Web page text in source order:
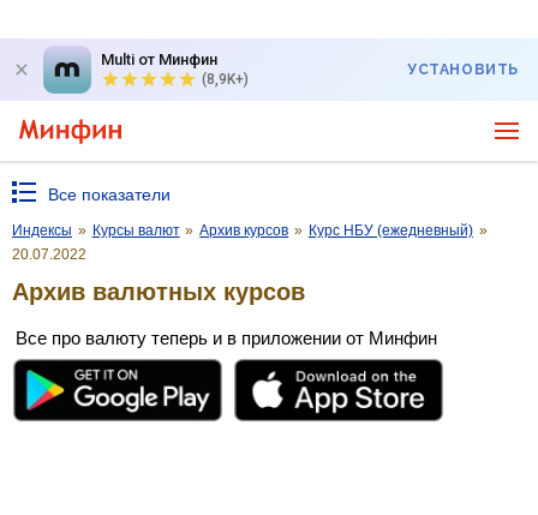
Multi от Минфин
(8,9K+)
УСТАНОВИТЬ
Все показатели
Индексы » Курсы валют » Архив курсов » Курс НБУ (ежедневный) »
20.07.2022
Архив валютных курсов
Все про валюту теперь и в приложении от Минфин